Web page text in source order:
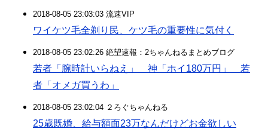
2018-08-05 23:03:03 流速VIP
ワイケツ毛全剃り民、ケツ毛の重要性に気付く
2018-08-05 23:02:26 絶望速報：2ちゃんねるまとめブログ
若者「腕時計いらねえ」 神「ホイ180万円」 若
者「オメガ買うわ」
2018-08-05 23:02:04 ２ろぐちゃんねる
25歳既婚、給与額面23万なんだけどお金欲しい